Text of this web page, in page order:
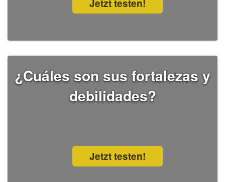
Jetzt testen!
¿Cuáles son sus fortalezas y
debilidades?
Jetzt testen!